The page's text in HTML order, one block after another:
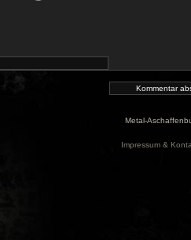
Metal-
Impressum &